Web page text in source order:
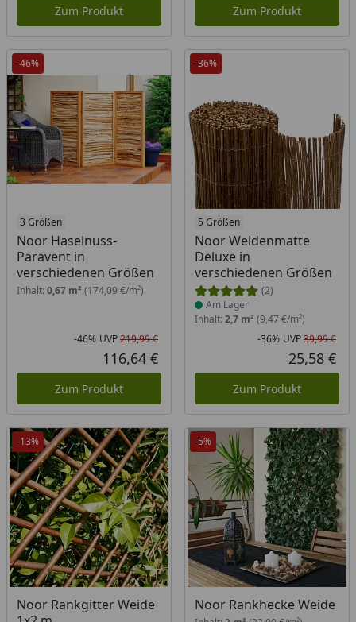
Zum Produkt Zum Produkt
-46%
3 Größen
Noor Haselnuss-
Paravent in
verschiedenen Größen
Inhalt: 0,67 m² (174,09 €/m²)
Rabatt in Prozent
-46%
Ursprünglicher Preis
UVP219,99 €
Aktueller Preis
116,64 €
Zum Produkt
-36%
5 Größen
Noor Weidenmatte
Deluxe in
verschiedenen Größen
(2)
Produkt am Lager
Am Lager
Inhalt: 2,7 m² (9,47 €/m²)
-36% UVP39,99 €
25,58 €
Zum Produkt
-13%
Noor Rankgitter Weide
-5%
Noor Rankhecke Weide